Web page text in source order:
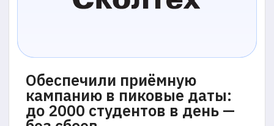
Открыть кейс →
точность найма на ключевые
позиции
Поставщик промышленной химии
«Регионхимснаб»